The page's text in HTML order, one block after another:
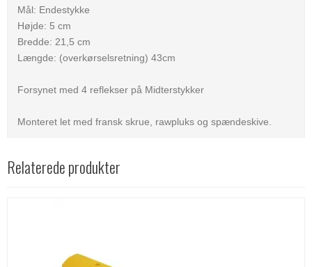
Mål: Endestykke
Højde: 5 cm
Bredde: 21,5 cm
Længde: (overkørselsretning) 43cm
Forsynet med 4 reflekser på Midterstykker
Monteret let med fransk skrue, rawpluks og spændeskive.
Relaterede produkter